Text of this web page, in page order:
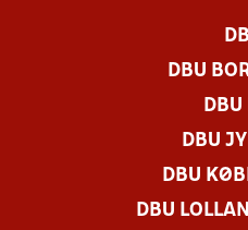
DBU
DBU
DBU
DBU
DBU